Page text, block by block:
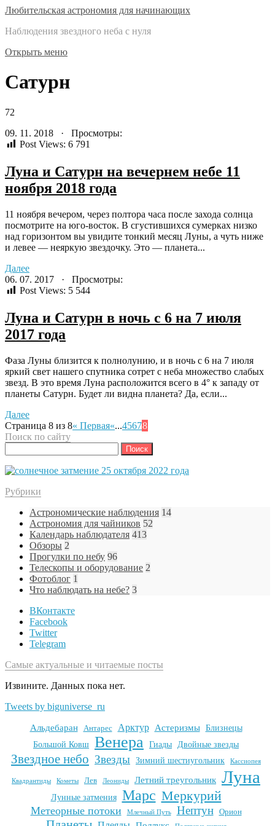
Любительская астрономия для начинающих
Наблюдения звездного неба с нуля
Открыть меню
Сатурн
72
09. 11. 2018 · Просмотры:
Post Views: 6 791
Луна и Сатурн на вечернем небе 11
ноября 2018 года
11 ноября вечером, через полтора часа после захода солнца
посмотрите на юго-восток. В сгустившихся сумерках низко
над горизонтом вы увидите тонкий месяц Луны, а чуть ниже
и левее — неяркую звездочку. Это — планета...
Далее
06. 07. 2017 · Просмотры:
Post Views: 5 544
Луна и Сатурн в ночь с 6 на 7 июля
2017 года
Фаза Луны близится к полнолунию, и в ночь с 6 на 7 июля
яркий свет нашего спутника сотрет с неба множество слабых
звезд. В это время Луна расположится всего в 4° к западу от
планеты Сатурн. Будет ли видна планета? Да, если...
Далее
Страница 8 из 8« Первая«...45678
Поиск по сайту
Рубрики
Астрономические наблюдения 14
Астрономия для чайников 52
Календарь наблюдателя 413
Обзоры 2
Прогулки по небу 96
Телескопы и оборудование 2
Фотоблог 1
Что наблюдать на небе? 3
ВКонтакте
Facebook
Twitter
Telegram
Самые актуальные и читаемые посты
Извините. Данных пока нет.
Tweets by biguniverse_ru
Альдебаран Антарес Арктур Астеризмы
Близнецы
Большой Ковш Венера Гиады Двойные звезды
Звездное небо Звезды Зимний шестиугольник Кассиопея
Квадрантиды Кометы Лев Леониды Летний треугольник Луна
Лунные затмения Марс Меркурий
Метеорные потоки Млечный Путь Нептун Орион